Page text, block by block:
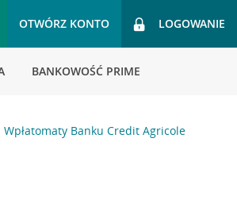
OTWÓRZ KONTO LOGOWANIE
BANKOWOŚĆ PRIME
Wpłatomaty Banku Credit Agricole